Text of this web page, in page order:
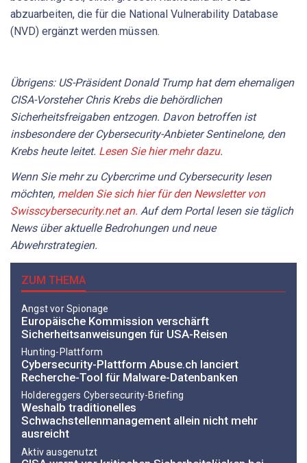
abzuarbeiten, die für die National Vulnerability Database
(NVD) ergänzt werden müssen.
Übrigens: US-Präsident Donald Trump hat dem ehemaligen
CISA-Vorsteher Chris Krebs die behördlichen
Sicherheitsfreigaben entzogen. Davon betroffen ist
insbesondere der Cybersecurity-Anbieter Sentinelone, den
Krebs heute leitet. Lesen Sie hier mehr dazu.
Wenn Sie mehr zu Cybercrime und Cybersecurity lesen
möchten, melden Sie sich hier für den Newsletter von
Swisscybersecurity.net an. Auf dem Portallesen sie täglich
News über aktuelle Bedrohungen und neue
Abwehrstrategien.
ZUM THEMA
Angst vor Spionage
Europäische Kommission verschärft
Sicherheitsanweisungen für USA-Reisen
Hunting-Plattform
Cybersecurity-Plattform Abuse.ch lanciert
Recherche-Tool für Malware-Datenbanken
Holdereggers Cybersecurity-Briefing
Weshalb traditionelles
Schwachstellenmanagement allein nicht mehr
ausreicht
Aktiv ausgenutzt